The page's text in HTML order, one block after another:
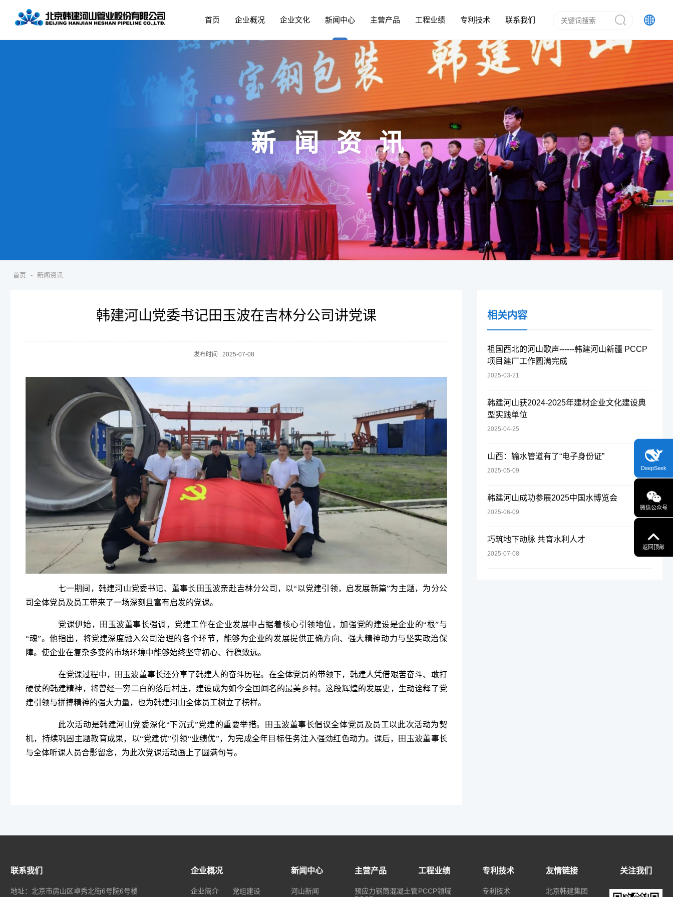
首页 企业概况
资质认证 总裁致辞
企业文化
领导关怀 职工生活 人才培养
新闻中心
河山公告 股票信息
主营产品
钢制管件 预制装配式阀室 钢筋混凝土排水管 预制混凝土箱涵 混凝土外加剂
工程业绩
外加剂领域
专利技术 联系我们
新闻资讯
首页 - 新闻资讯
韩建河山党委书记田玉波在吉林分公司讲党课
发布时间 : 2025-07-08
七一期间，韩建河山党委书记、董事长田玉波亲赴吉林分公司，以“以党建引领，启发展新篇”为主题，为分公
司全体党员及员工带来了一场深刻且富有启发的党课。
党课伊始，田玉波董事长强调，党建工作在企业发展中占据着核心引领地位，加强党的建设是企业的“根”与
“魂”。他指出，将党建深度融入公司治理的各个环节，能够为企业的发展提供正确方向、强大精神动力与坚实政治保
障。使企业在复杂多变的市场环境中能够始终坚守初心、行稳致远。
在党课过程中，田玉波董事长还分享了韩建人的奋斗历程。在全体党员的带领下，韩建人凭借艰苦奋斗、敢打
硬仗的韩建精神，将曾经一穷二白的落后村庄，建设成为如今全国闻名的最美乡村。这段辉煌的发展史，生动诠释了党
建引领与拼搏精神的强大力量，也为韩建河山全体员工树立了榜样。
此次活动是韩建河山党委深化“下沉式”党建的重要举措。田玉波董事长倡议全体党员及员工以此次活动为契
机，持续巩固主题教育成果，以“党建优”引领“业绩优”，为完成全年目标任务注入强劲红色动力。课后，田玉波董事长
与全体听课人员合影留念，为此次党课活动画上了圆满句号。
相关内容
祖国西北的河山歌声------韩建河山新疆 PCCP
项目建厂工作圆满完成
2025-03-21
韩建河山获2024-2025年建材企业文化建设典
型实践单位
2025-04-25
山西：输水管道有了“电子身份证”
2025-05-09
韩建河山成功参展2025中国水博览会
2025-06-09
巧筑地下动脉 共育水利人才
2025-07-08
联系我们
地址：北京市房山区卓秀北街6号院6号楼
企业概况
企业简介 党组建设
新闻中心
河山新闻
主营产品
预应力钢筒混凝土管
工程业绩
PCCP领域
专利技术
专利技术
友情链接
北京韩建集团
关注我们
DeepSeek
微信公众号
返回顶部